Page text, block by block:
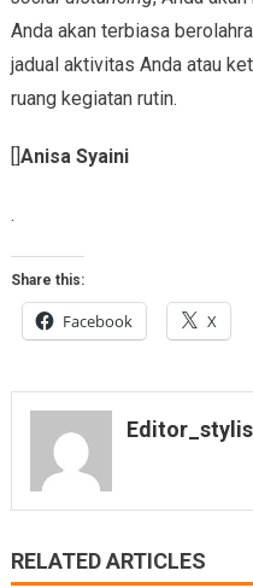
Anda akan terbiasa
jadual aktivitas Anda atau
ruang kegiatan rutin.
[]Anisa Syaini
.
Share this:
Facebook X
RELATED ARTICLES